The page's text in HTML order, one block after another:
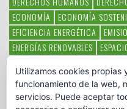
ECONOMÍA
ECONOMÍA
EFICIENCIA ENERGÉTICA
ENERGÍAS RENOVABLES
HAMBRE LATINOAMÉRICA
OBJETIVOS DEL MILENIO
ONGS
Utilizamos cookies propias
funcionamiento de la web,
servicios. Puede aceptar